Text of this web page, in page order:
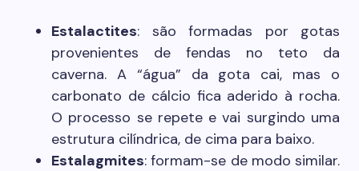
Estalactites: são formadas por gotas
provenientes de fendas no teto da
caverna. A “água” da gota cai, mas o
carbonato de cálcio fica aderido à rocha.
O processo se repete e vai surgindo uma
estrutura cilíndrica, de cima para baixo.
Estalagmites: formam-se de modo similar.